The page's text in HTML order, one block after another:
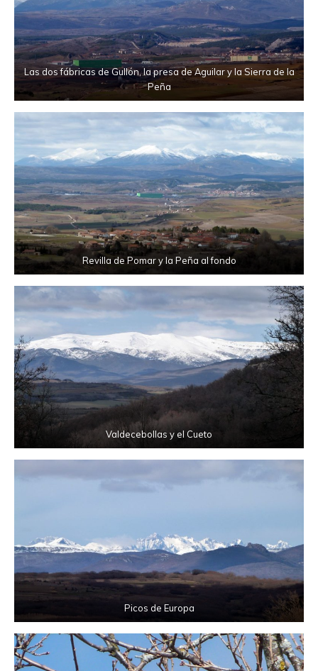
Las dos fábricas de Gullón, la presa de Aguilar y la Sierra de la
Peña
Revilla de Pomar y la Peña al fondo
Valdecebollas y el Cueto
Picos de Europa